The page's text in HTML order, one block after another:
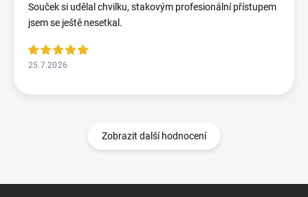
Souček si udělal chvilku, stakovým profesionální přístupem
jsem se ještě nesetkal.
25.7.2026
Zobrazit další hodnocení